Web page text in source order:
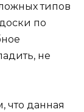
типов
по
не
что данная